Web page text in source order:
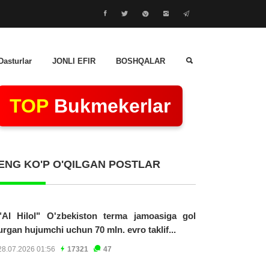
JONLI EFIR BOSHQALAR
TOP Bukmekerlar
KO'P O'QILGAN POSTLAR
Hilol" O'zbekiston terma jamoasiga gol
hujumchi uchun 70 mln. evro taklif...
01:56 17321 47